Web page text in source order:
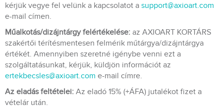
kérjük vegye fel velünk a kapcsolatot a support@axioart.com
e-mail címen.
Műalkotás/dizájntárgy felértékelése: az AXIOART KORTÁRS
szakértői térítésmentesen felmérik műtárgya/dizájntárgya
értékét. Amennyiben szeretné igénybe venni ezt a
szolgáltatásunkat, kérjük, küldjön információt az
ertekbecsles@axioart.com e-mail címre.
Az eladás feltételei: Az eladó 15% (+ÁFA) jutalékot fizet a
vételár után.